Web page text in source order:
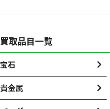
買取品目一覧
宝石
貴金属